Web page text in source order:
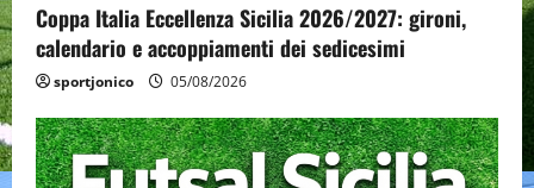
Coppa Italia Eccellenza Sicilia 2026/2027: gironi,
calendario e accoppiamenti dei sedicesimi
sportjonico 05/08/2026